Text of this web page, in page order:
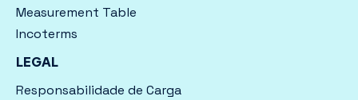
Measurement Table
Incoterms
LEGAL
Responsabilidade de Carga